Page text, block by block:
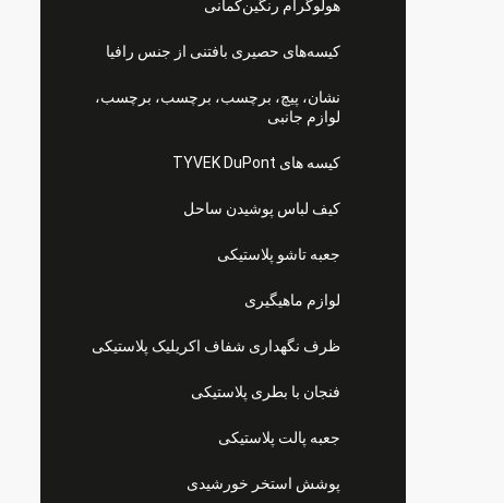
هولوگرام رنگین‌کمانی
کیسه‌های حصیری بافتنی از جنس رافیا
نشان، پیچ، برچسب، برچسب، برچسب،
لوازم جانبی
کیسه های TYVEK DuPont
کیف لباس پوشیدن ساحل
جعبه تاشو پلاستیکی
لوازم ماهیگیری
ظرف نگهداری شفاف اکریلیک پلاستیکی
فنجان با بطری پلاستیکی
جعبه پالت پلاستیکی
پوشش استخر خورشیدی